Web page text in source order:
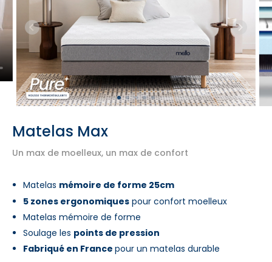
Matelas Max
Un max de moelleux, un max de confort
Matelas mémoire de forme 25cm
5 zones ergonomiques pour confort moelleux
Matelas mémoire de forme
Soulage les points de pression
Fabriqué en France pour un matelas durable